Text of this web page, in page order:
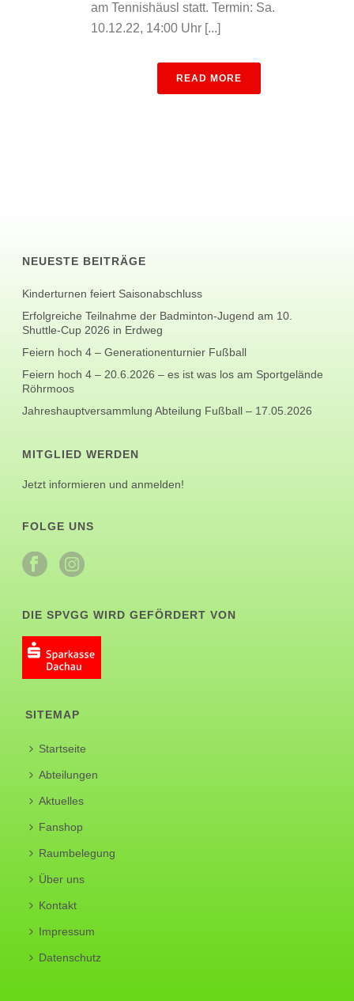
am Tennishäusl statt. Termin: Sa.
10.12.22, 14:00 Uhr [...]
READ MORE
NEUESTE BEITRÄGE
Kinderturnen feiert Saisonabschluss
Erfolgreiche Teilnahme der Badminton-Jugend am 10.
Shuttle-Cup 2026 in Erdweg
Feiern hoch 4 – Generationenturnier Fußball
Feiern hoch 4 – 20.6.2026 – es ist was los am Sportgelände
Röhrmoos
Jahreshauptversammlung Abteilung Fußball – 17.05.2026
MITGLIED WERDEN
Jetzt informieren und anmelden!
FOLGE UNS
DIE SPVGG WIRD GEFÖRDERT VON
SITEMAP
Startseite
Abteilungen
Aktuelles
Fanshop
Raumbelegung
Über uns
Kontakt
Impressum
Datenschutz